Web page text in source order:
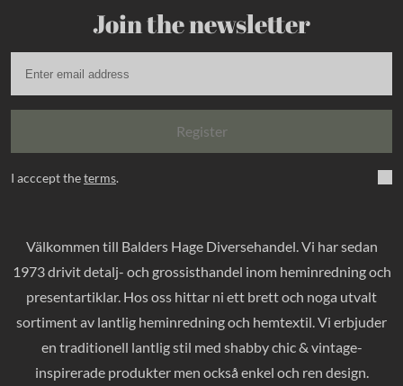
Join the newsletter
Register
I acccept theterms.
Välkommen till Balders Hage Diversehandel. Vi har sedan
1973 drivit detalj- och grossisthandel inom heminredning och
presentartiklar. Hos oss hittar ni ett brett och noga utvalt
sortiment av lantlig heminredning och hemtextil. Vi erbjuder
en traditionell lantlig stil med shabby chic & vintage-
inspirerade produkter men också enkel och ren design.